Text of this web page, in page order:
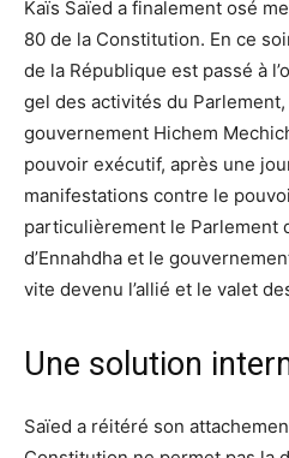
Kaïs Saïed a finalement osé
80 de la Constitution. En ce
de la République est passé à
gel des activités du
gouvernement Hichem
pouvoir exécutif, après une
manifestations contre le
particulièrement le Parlement
d’Ennahdha et le
vite devenu l’allié et le valet
Une solution
Saïed a réitéré son